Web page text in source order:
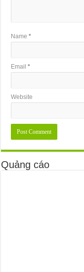
Name*
Email*
Website
Quảng cáo